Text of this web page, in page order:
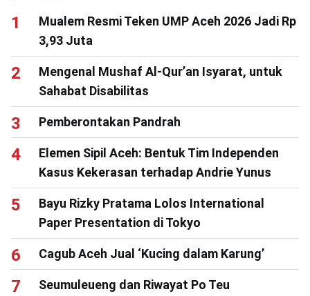
Mualem Resmi Teken UMP Aceh 2026 Jadi Rp
3,93 Juta
Mengenal Mushaf Al-Qur’an Isyarat, untuk
Sahabat Disabilitas
Pemberontakan Pandrah
Elemen Sipil Aceh: Bentuk Tim Independen
Kasus Kekerasan terhadap Andrie Yunus
Bayu Rizky Pratama Lolos International
Paper Presentation di Tokyo
Cagub Aceh Jual ‘Kucing dalam Karung’
Seumuleueng dan Riwayat Po Teu